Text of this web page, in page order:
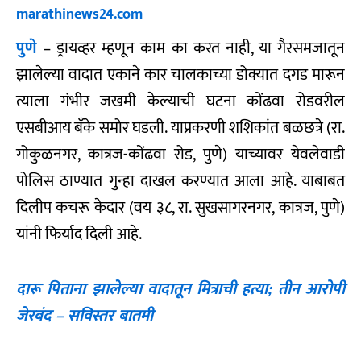
marathinews24.com
पुणे – ड्रायव्हर म्हणून काम का करत नाही, या गैरसमजातून
झालेल्या वादात एकाने कार चालकाच्या डोक्यात दगड मारून
त्याला गंभीर जखमी केल्याची घटना कोंढवा रोडवरील
एसबीआय बँके समोर घडली. याप्रकरणी शशिकांत बळछत्रे (रा.
गोकुळनगर, कात्रज-कोंढवा रोड, पुणे) याच्यावर येवलेवाडी
पोलिस ठाण्यात गुन्हा दाखल करण्यात आला आहे. याबाबत
दिलीप कचरू केदार (वय ३८, रा. सुखसागरनगर, कात्रज, पुणे)
यांनी फिर्याद दिली आहे.
दारू पिताना झालेल्या वादातून मित्राची हत्या; तीन आरोपी
जेरबंद – सविस्तर बातमी